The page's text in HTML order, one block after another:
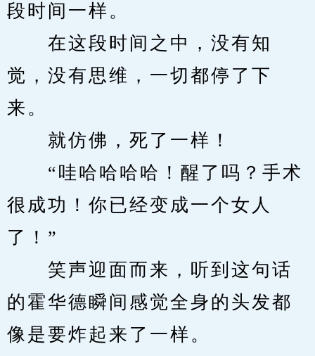
段时间一样。
在这段时间之中，没有知
觉，没有思维，一切都停了下
来。
就仿佛，死了一样！
“哇哈哈哈哈！醒了吗？手术
很成功！你已经变成一个女人
了！”
笑声迎面而来，听到这句话
的霍华德瞬间感觉全身的头发都
像是要炸起来了一样。